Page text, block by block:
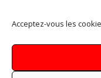
Acceptez-vous les